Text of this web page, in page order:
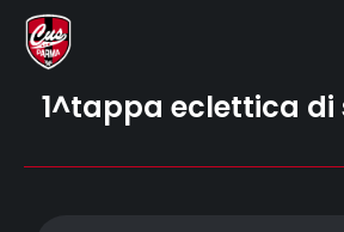
1^tappa eclettica di